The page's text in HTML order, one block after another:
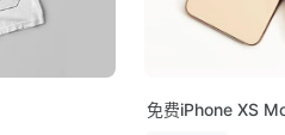
免费iPhone XS